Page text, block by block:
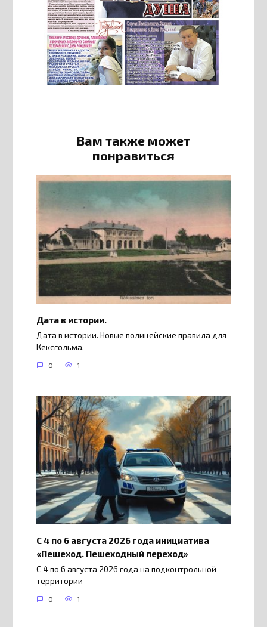
Вам также может
понравиться
Дата в истории.
Дата в истории. Новые полицейские правила для
Кексгольма.
0 1
С 4 по 6 августа 2026 года инициатива
«Пешеход. Пешеходный переход»
С 4 по 6 августа 2026 года на подконтрольной
территории
0 1